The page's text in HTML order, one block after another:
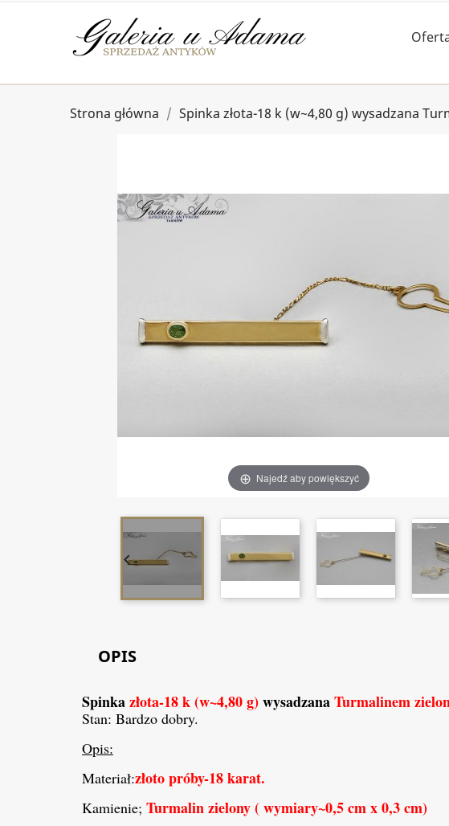
Strona główna Spinka złota-18 k (w~4,80 g) wysadzana
Najedź aby powiększyć

OPIS
Spinkazłota-18k (w~4,80g)wysadzanaTurmalinem
Stan: Bardzo dobry.
Opis:
Materiał:złoto próby-18karat.
Kamienie; Turmalin zielony( wymiary~0,5cm x 0,3cm)